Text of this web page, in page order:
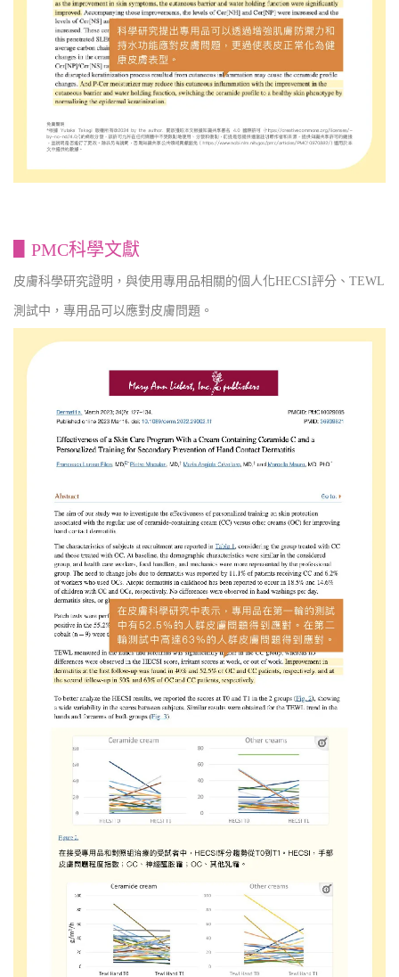
▋PMC科學文獻
皮膚科學研究證明，與使用專用品相關的個人化HECSI評分、TEWL
測試中，專用品可以應對皮膚問題。